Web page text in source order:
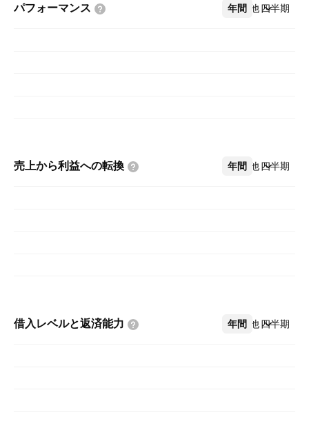
パフォーマンス 年間 四半期
その他
売上から利益への転換 年間 四半期
その他
借入レベルと返済能力 年間 四半期
その他